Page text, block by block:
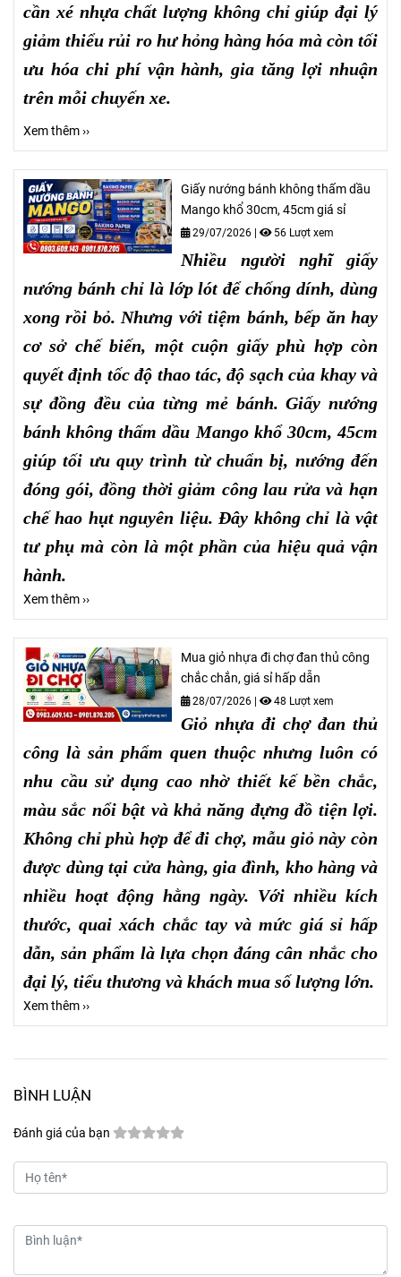
cần xé nhựa chất lượng không chỉ giúp đại lý
giảm thiểu rủi ro hư hỏng hàng hóa mà còn tối
ưu hóa chi phí vận hành, gia tăng lợi nhuận
trên mỗi chuyến xe.
Xem thêm ››
Giấy nướng bánh không thấm dầu
Mango khổ 30cm, 45cm giá sỉ
29/07/2026 | 56 Lượt xem
Nhiều người nghĩ giấy
nướng bánh chỉ là lớp lót để chống dính, dùng
xong rồi bỏ. Nhưng với tiệm bánh, bếp ăn hay
cơ sở chế biến, một cuộn giấy phù hợp còn
quyết định tốc độ thao tác, độ sạch của khay và
sự đồng đều của từng mẻ bánh. Giấy nướng
bánh không thấm dầu Mango khổ 30cm, 45cm
giúp tối ưu quy trình từ chuẩn bị, nướng đến
đóng gói, đồng thời giảm công lau rửa và hạn
chế hao hụt nguyên liệu. Đây không chỉ là vật
tư phụ mà còn là một phần của hiệu quả vận
hành.
Xem thêm ››
Mua giỏ nhựa đi chợ đan thủ công
chắc chắn, giá sỉ hấp dẫn
28/07/2026 | 48 Lượt xem
Giỏ nhựa đi chợ đan thủ
công là sản phẩm quen thuộc nhưng luôn có
nhu cầu sử dụng cao nhờ thiết kế bền chắc,
màu sắc nổi bật và khả năng đựng đồ tiện lợi.
Không chỉ phù hợp để đi chợ, mẫu giỏ này còn
được dùng tại cửa hàng, gia đình, kho hàng và
nhiều hoạt động hằng ngày. Với nhiều kích
thước, quai xách chắc tay và mức giá sỉ hấp
dẫn, sản phẩm là lựa chọn đáng cân nhắc cho
đại lý, tiểu thương và khách mua số lượng lớn.
Xem thêm ››
BÌNH LUẬN
Đánh giá của bạn